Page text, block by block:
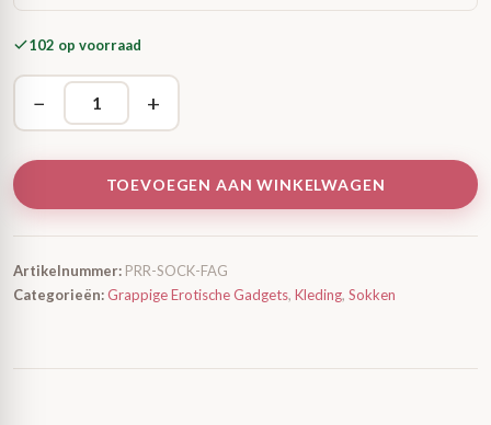
102 op voorraad
− +
TOEVOEGEN AAN WINKELWAGEN
Artikelnummer: PRR-SOCK-FAG
Categorieën:Grappige Erotische Gadgets, Kleding, Sokken